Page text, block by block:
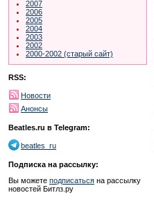
2007
2006
2005
2004
2003
2002
2000-2002 (старый сайт)
RSS:
Новости
Анонсы
Beatles.ru в Telegram:
beatles_ru
Подписка на рассылку:
Вы можете подписаться на рассылку
новостей Битлз.ру